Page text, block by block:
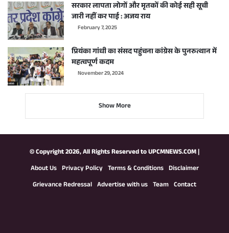
सरकार लापता लोगों और मृतकों की कोई सही सूची
जारी नहीं कर पाई : अजय राय
February 7, 2025
प्रियंका गांधी का संसद पहुंचना कांग्रेस के पुनरुत्थान में
महत्वपूर्ण कदम
November 29, 2024
Show More
© Copyright 2026, All Rights Reserved toUPCMNEWS.COM|
About Us Privacy Policy Terms & Conditions Disclaimer
Grievance Redressal Advertise with us Team Contact